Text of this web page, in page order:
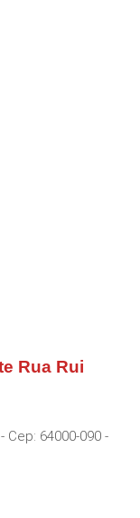
Rua Rui
- Cep: 64000-090 -